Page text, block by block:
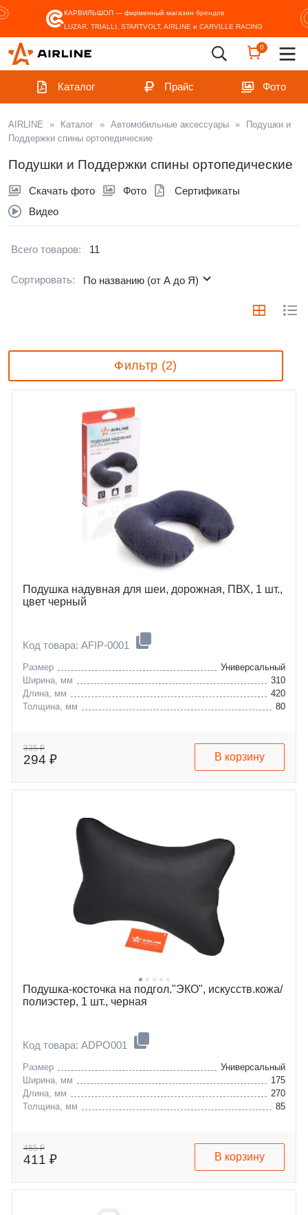
КАРВИЛЬШОП — фирменный магазин брендов
LUZAR, TRIALLI, STARTVOLT, AIRLINE и CARVILLE RACING
0
Каталог Прайс Фото
AIRLINE » Каталог » Автомобильные аксессуары »
Подушки и
Поддержки спины ортопедические
Подушки и Поддержки спины ортопедические
Скачать фото Фото
Сертификаты
Видео
Всего товаров: 11
Сортировать: По названию (от А до Я)
Фильтр (2)
Подушка надувная для шеи, дорожная, ПВХ, 1 шт.,
цвет черный
Код товара: AFIP-0001
Размер
Универсальный
Ширина, мм
310
Длина, мм
420
Толщина, мм
80
335 ₽
294 ₽ В корзину
Подушка-косточка на подгол."ЭКО", искусств.кожа/
полиэстер, 1 шт., черная
Код товара: ADPO001
Размер
Универсальный
Ширина, мм
175
Длина, мм
270
Толщина, мм
85
485 ₽
411 ₽ В корзину